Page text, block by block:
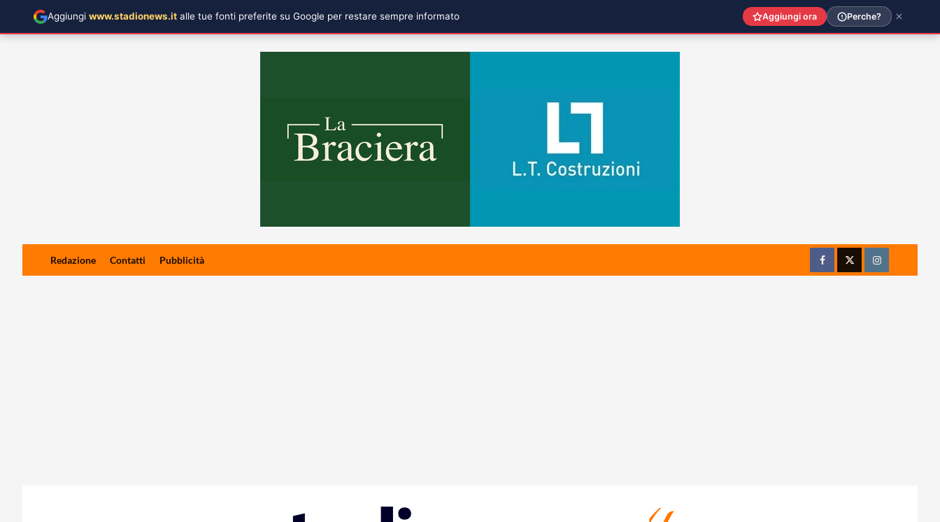
Redazione Contatti Pubblicità
FacebookTwitterInstagram
Aggiungi www.stadionews.it alle tue fonti preferite su Google per restare sempre informato Aggiungi ora Perche?